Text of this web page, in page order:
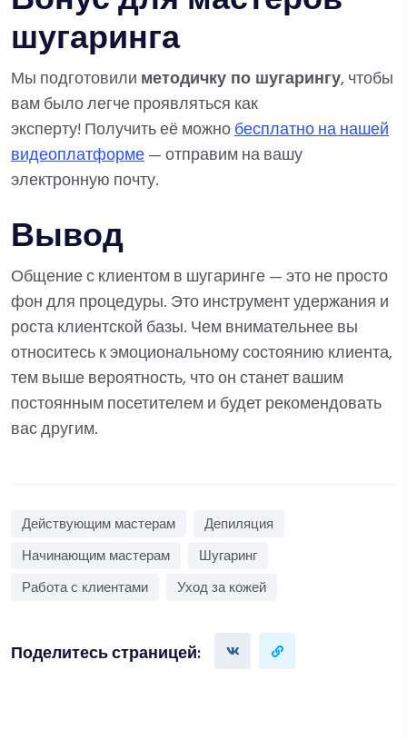
шугаринга
Мы подготовили методичку по шугарингу, чтобы
вам было легче проявляться как
эксперту! Получить её можнобесплатно на нашей
видеоплатформе— отправим на вашу
электронную почту.
Вывод
Общение с клиентом в шугаринге — это не просто
фон для процедуры. Это инструмент удержания и
роста клиентской базы. Чем внимательнее вы
относитесь к эмоциональному состоянию клиента,
тем выше вероятность, что он станет вашим
постоянным посетителем и будет рекомендовать
вас другим.
Действующим мастерам
Депиляция
Начинающим мастерам
Шугаринг
Работа с клиентами
Уход за кожей
Поделитесь страницей: